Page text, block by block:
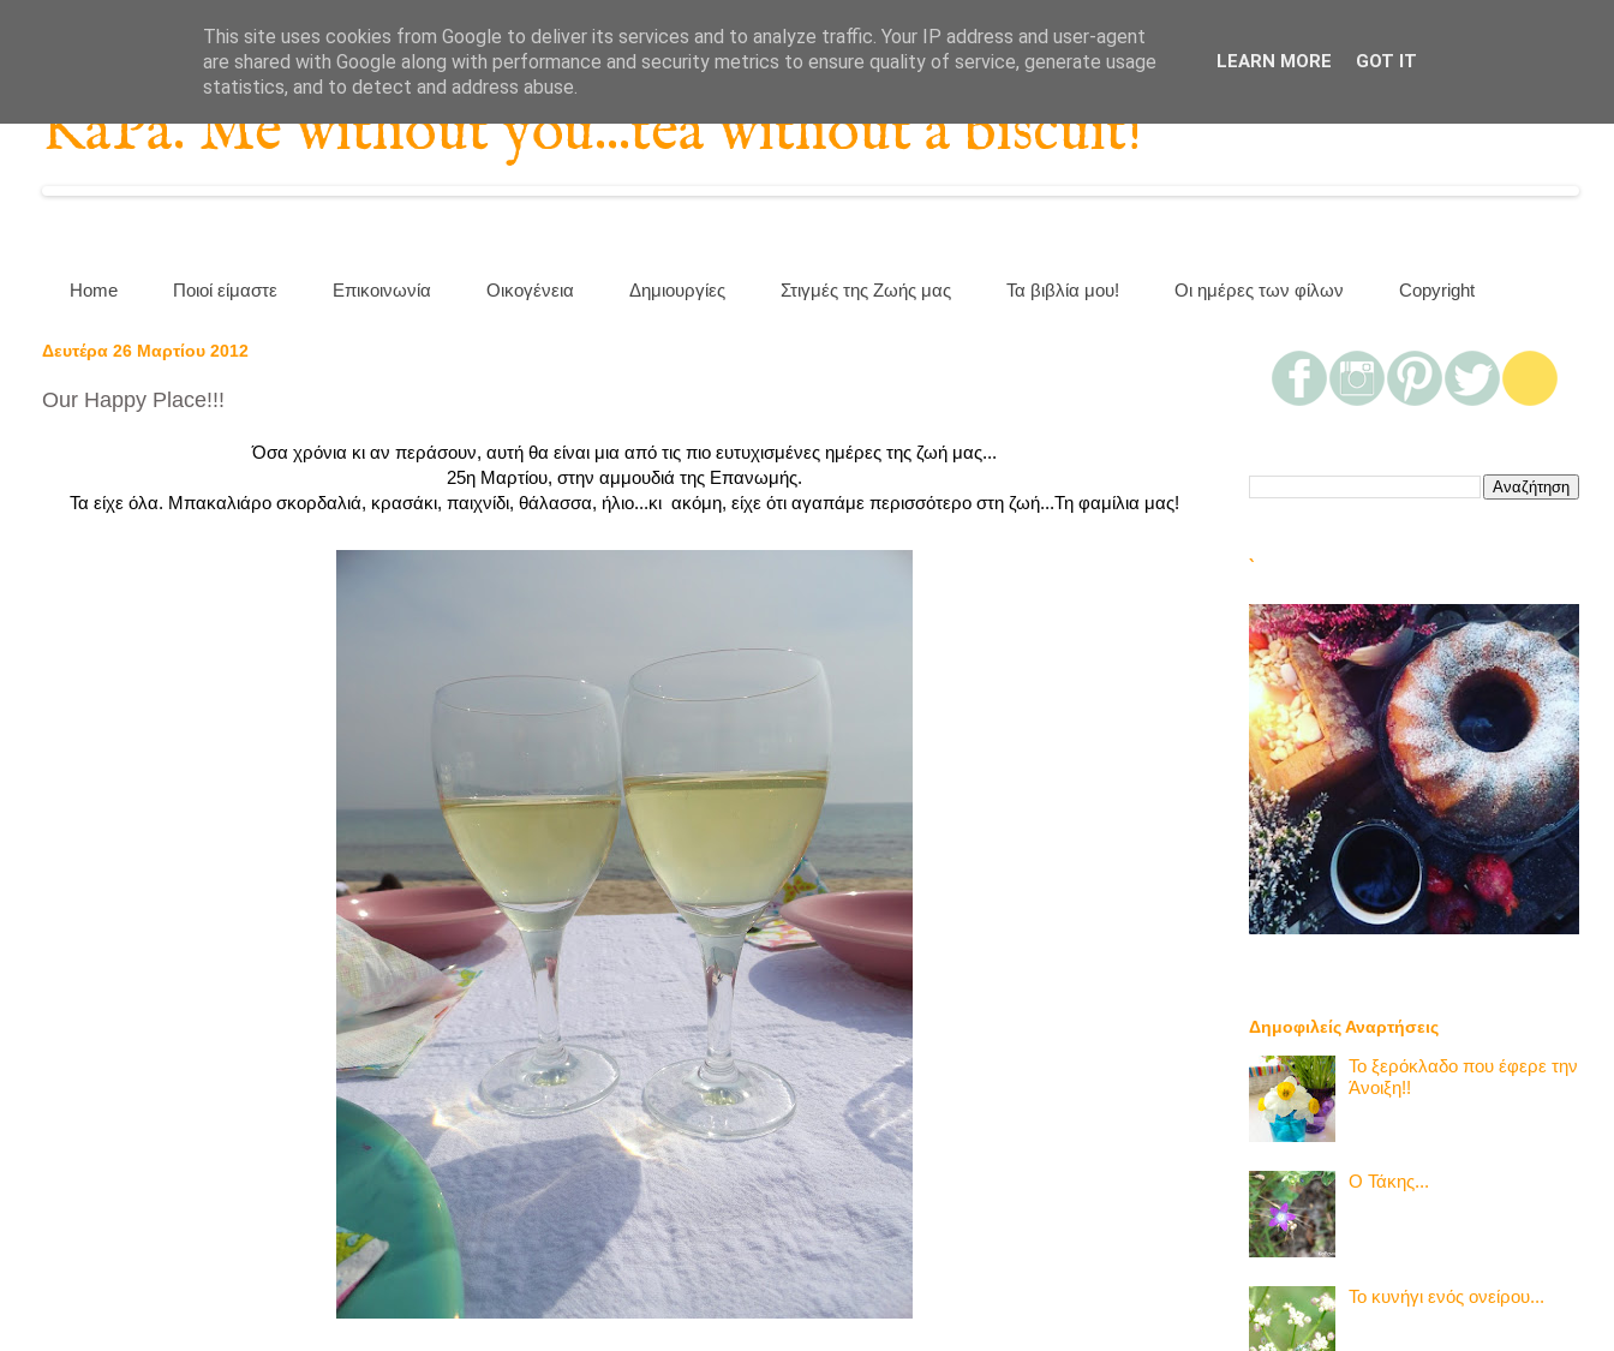
KaPa. Me without you...tea without a biscuit!
Home Ποιοί είμαστε Επικοινωνία Οικογένεια Δημιουργίες Στιγμές της Ζωής μας Τα βιβλία μου! Οι ημέρες των φίλων Copyright
Δευτέρα 26 Μαρτίου 2012
Our Happy Place!!!
Όσα χρόνια κι αν περάσουν, αυτή θα είναι μια από τις πιο ευτυχισμένες ημέρες της ζωή μας...
25η Μαρτίου, στην αμμουδιά της Επανωμής.
Τα είχε όλα. Μπακαλιάρο σκορδαλιά, κρασάκι, παιχνίδι, θάλασσα, ήλιο...κι ακόμη, είχε ότι αγαπάμε περισσότερο στη ζωή...Τη φαμίλια μας!
`
Δημοφιλείς Αναρτήσεις
Το ξερόκλαδο που έφερε την
Άνοιξη!!
Ο Τάκης...
Το κυνήγι ενός ονείρου...
This site uses cookies from Google to deliver its services and to analyze traffic. Your IP address and user-agent
are shared with Google along with performance and security metrics to ensure quality of service, generate usage
statistics, and to detect and address abuse.
LEARN MORE GOT IT